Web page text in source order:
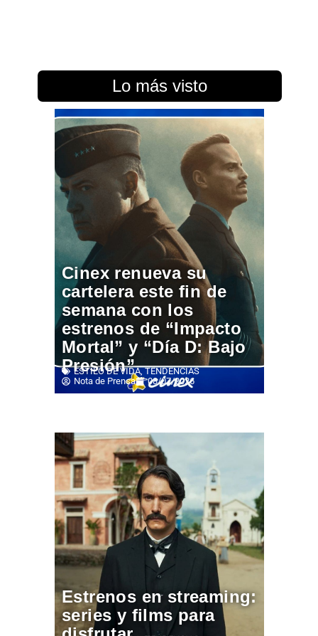
Lo más visto
Cinex renueva su
cartelera este fin de
semana con los
estrenos de “Impacto
Mortal” y “Día D: Bajo
Presión”
ESTILO DE VIDA,TENDENCIAS
Nota de Prensa
08/07/2026
Estrenos en streaming:
series y films para